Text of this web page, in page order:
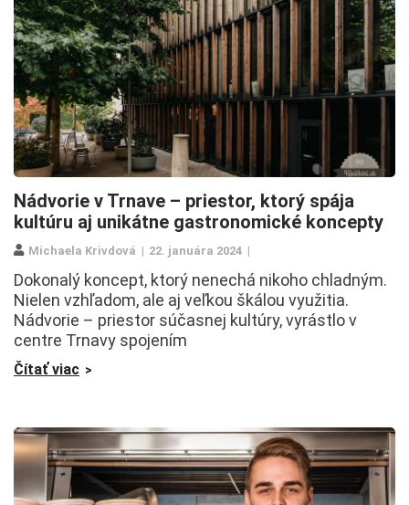
Nádvorie v Trnave – priestor, ktorý spája
kultúru aj unikátne gastronomické koncepty
Michaela Krivdová 22. januára 2024
Dokonalý koncept, ktorý nenechá nikoho chladným.
Nielen vzhľadom, ale aj veľkou škálou využitia.
Nádvorie – priestor súčasnej kultúry, vyrástlo v
centre Trnavy spojením
Čítať viac